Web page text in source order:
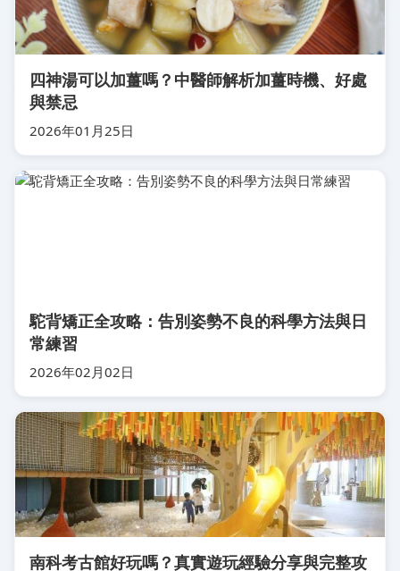
四神湯可以加薑嗎？中醫師解析加薑時機、好處
與禁忌
2026年01月25日
駝背矯正全攻略：告別姿勢不良的科學方法與日
常練習
2026年02月02日
南科考古館好玩嗎？真實遊玩經驗分享與完整攻